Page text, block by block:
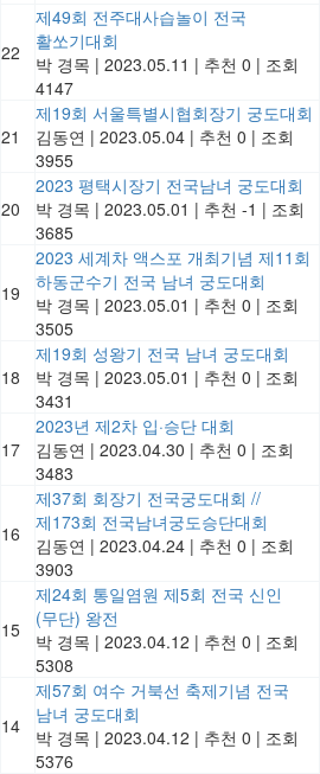
22
제49회 전주대사습놀이 전국
활쏘기대회
박 경목 | 2023.05.11 | 추천 0 | 조회
4147
21
제19회 서울특별시협회장기 궁도대회
김동연 | 2023.05.04 | 추천 0 | 조회
3955
20
2023 평택시장기 전국남녀 궁도대회
박 경목 | 2023.05.01 | 추천 -1 | 조회
3685
19
2023 세계차 액스포 개최기념 제11회
하동군수기 전국 남녀 궁도대회
박 경목 | 2023.05.01 | 추천 0 | 조회
3505
18
제19회 성왕기 전국 남녀 궁도대회
박 경목 | 2023.05.01 | 추천 0 | 조회
3431
17
2023년 제2차 입·승단 대회
김동연 | 2023.04.30 | 추천 0 | 조회
3483
16
제37회 회장기 전국궁도대회 //
제173회 전국남녀궁도승단대회
김동연 | 2023.04.24 | 추천 0 | 조회
3903
15
제24회 통일염원 제5회 전국 신인
(무단) 왕전
박 경목 | 2023.04.12 | 추천 0 | 조회
5308
14
제57회 여수 거북선 축제기념 전국
남녀 궁도대회
박 경목 | 2023.04.12 | 추천 0 | 조회
5376